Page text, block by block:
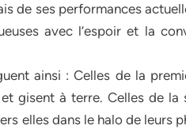
de ses performances
avec l’espoir et la
ainsi : Celles de la
gisent à terre. Celles de la
elles dans le halo de leurs